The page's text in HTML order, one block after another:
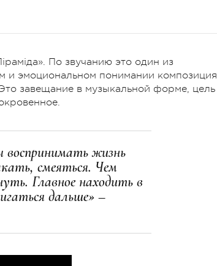
По звучанию это один из
и эмоциональном понимании композиция
завещание в музыкальной форме, цель
воспринимать жизнь
смеяться. Чем
Главное находить в
дальше» –